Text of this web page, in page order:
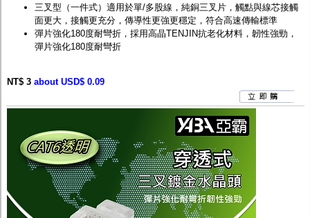
三叉型（一件式）適用於單/多股線，純銅三叉片，觸點與線芯接觸
面更大，接觸更充分，傳導性更強更穩定，符合高速傳輸標準
彈片強化180度耐彎折，採用高晶TENJIN抗老化材料，韌性強勁，
彈片強化180度耐彎折
NT$ 3 about USD$ 0.09